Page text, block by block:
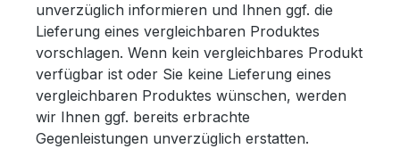
unverzüglich informieren und Ihnen ggf. die
Lieferung eines vergleichbaren Produktes
vorschlagen. Wenn kein vergleichbares Produkt
verfügbar ist oder Sie keine Lieferung eines
vergleichbaren Produktes wünschen, werden
wir Ihnen ggf. bereits erbrachte
Gegenleistungen unverzüglich erstatten.